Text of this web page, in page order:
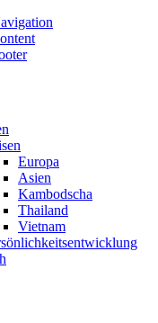
Europa
Asien
Kambodscha
Thailand
Vietnam